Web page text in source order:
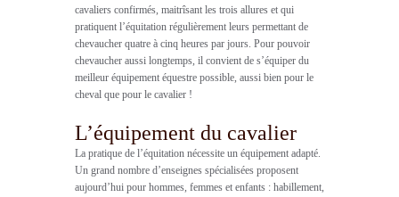
cavaliers confirmés, maitrîsant les trois allures et qui
pratiquent l’équitation régulièrement leurs permettant de
chevaucher quatre à cinq heures par jours. Pour pouvoir
chevaucher aussi longtemps, il convient de s’équiper du
meilleur équipement équestre possible, aussi bien pour le
cheval que pour le cavalier !
L’équipement du cavalier
La pratique de l’équitation nécessite un équipement adapté.
Un grand nombre d’enseignes spécialisées proposent
aujourd’hui pour hommes, femmes et enfants : habillement,